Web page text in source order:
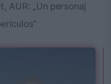
AUR: „Un personaj